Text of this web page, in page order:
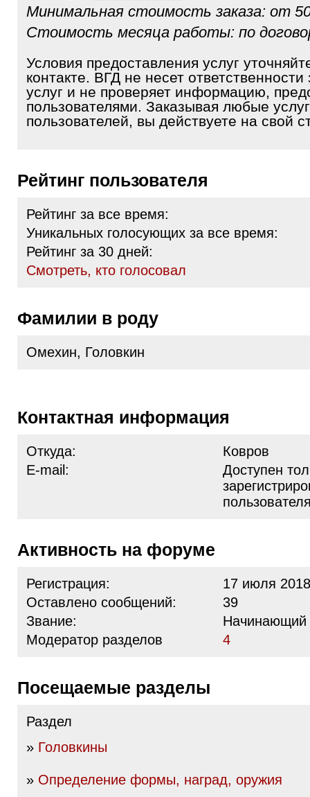
Минимальная стоимость заказа: от
Стоимость месяца работы: по
Условия предоставления услуг
контакте. ВГД не несет ответственности
услуг и не проверяет информацию,
пользователями. Заказывая любые
пользователей, вы действуете на свой
Рейтинг пользователя
Рейтинг за все время:
Уникальных голосующих за все время:
Рейтинг за 30 дней:
Cмотреть, кто голосовал
Фамилии в роду
Омехин, Головкин
Контактная информация
Откуда:
Ковров
E-mail:
Доступен
Активность на форуме
Регистрация:
17 июля
Оставлено сообщений:
39
Звание:
Начинающий
Модератор разделов
4
Посещаемые разделы
Раздел
» Головкины
» Определение формы, наград, оружия